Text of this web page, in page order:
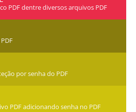
PDF dentre diversos arquivos PDF
por senha do PDF
PDF adicionando senha no PDF